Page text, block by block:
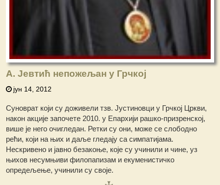
А. Јевтић непожељан у Грчкој
јун 14, 2012
Суноврат који су доживели тзв. Јустиновци у Грчкој Цркви,
након акције започете 2010. у Епархији рашко-призренској,
више је него очигледан. Ретки су они, може се слободно
рећи, који на њих и даље гледају са симпатијама.
Нескривено и јавно безакоње, које су учинили и чине, уз
њихов несумњиви филопапизам и екуменистичко
опредељење, учинили су своје.